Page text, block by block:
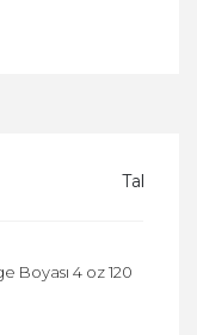
Taksit
Boyası 4 oz 120